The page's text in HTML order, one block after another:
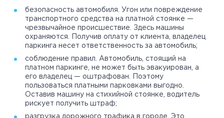
безопасность автомобиля. Угон или повреждение
транспортного средства на платной стоянке —
чрезвычайное происшествие. Здесь машины
охраняются. Получив оплату от клиента, владелец
паркинга несет ответственность за автомобиль;
соблюдение правил. Автомобиль, стоящий на
платном паркинге, не может быть эвакуирован, а
его владелец — оштрафован. Поэтому
пользоваться платными парковками выгодно.
Оставив машину на стихийной стоянке, водитель
рискует получить штраф;
разгрузка дорожного трафика в городе. Это